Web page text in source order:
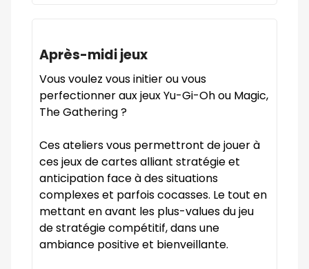
Après-midi jeux
Vous voulez vous initier ou vous
perfectionner aux jeux Yu-Gi-Oh ou Magic,
The Gathering ?
Ces ateliers vous permettront de jouer à
ces jeux de cartes alliant stratégie et
anticipation face à des situations
complexes et parfois cocasses. Le tout en
mettant en avant les plus-values du jeu
de stratégie compétitif, dans une
ambiance positive et bienveillante.